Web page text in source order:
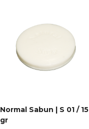
Normal Sabun | S 01 / 15
gr